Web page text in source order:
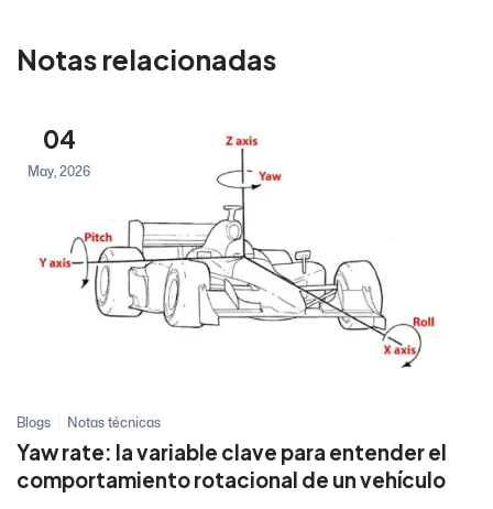
Notas relacionadas
04
May, 2026
Blogs Notas técnicas
Yaw rate: la variable clave para entender el
comportamiento rotacional de un vehículo